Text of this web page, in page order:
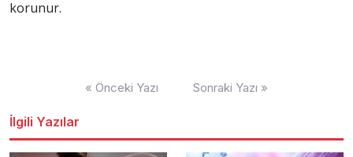
korunur.
« Önceki Yazı Sonraki Yazı »
İlgili Yazılar